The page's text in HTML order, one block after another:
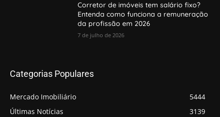
Corretor de imóveis tem salário fixo?
Entenda como funciona a remuneração
da profissão em 2026
7 de julho de 2026
Categorias Populares
Mercado Imobiliário
5444
Últimas Notícias
3139